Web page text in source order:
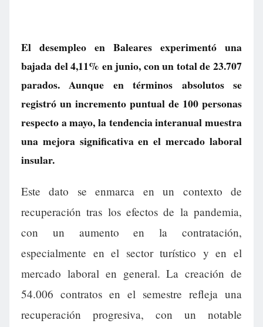
El desempleo en Baleares experimentó una
bajada del 4,11% en junio, con un total de 23.707
parados. Aunque en términos absolutos se
registró un incremento puntual de 100 personas
respecto a mayo, la tendencia interanual muestra
una mejora significativa en el mercado laboral
insular.
Este dato se enmarca en un contexto de
recuperación tras los efectos de la pandemia,
con un aumento en la contratación,
especialmente en el sector turístico y en el
mercado laboral en general. La creación de
54.006 contratos en el semestre refleja una
recuperación progresiva, con un notable